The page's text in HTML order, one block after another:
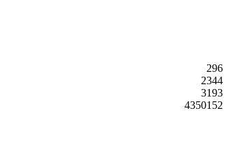
296
2344
3193
4350152